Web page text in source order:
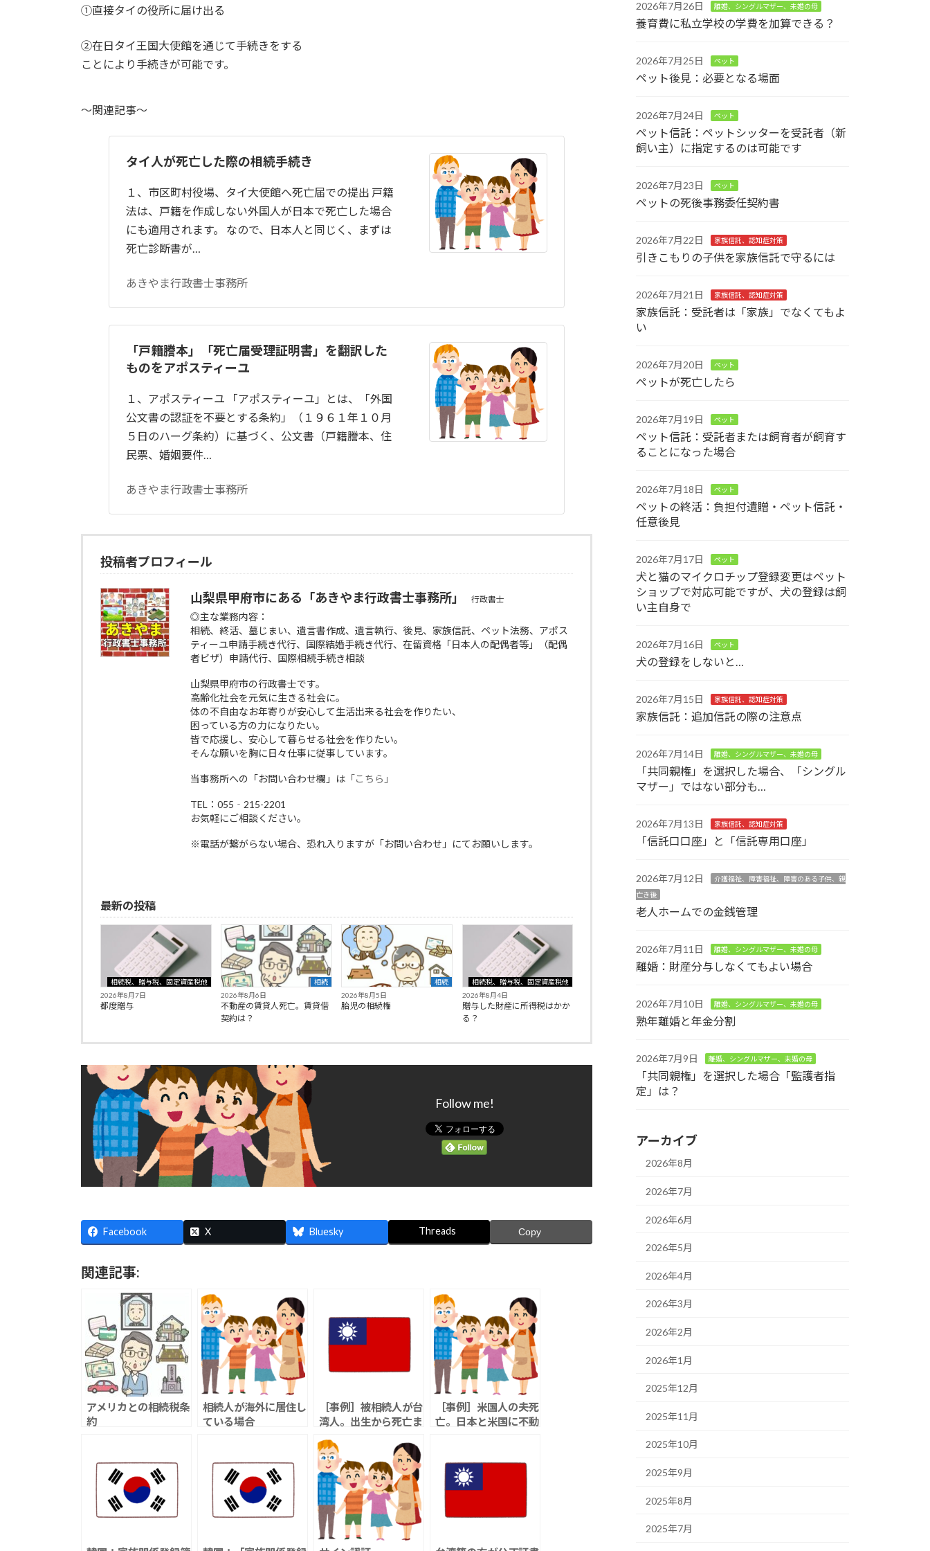
①直接タイの役所に届け出る
②在日タイ王国大使館を通じて手続きをする
ことにより手続きが可能です。
～関連記事～
タイ人が死亡した際の相続手続き
１、市区町村役場、タイ大使館へ死亡届での提出 戸籍
法は、戸籍を作成しない外国人が日本で死亡した場合
にも適用されます。 なので、日本人と同じく、まずは
死亡診断書が…
あきやま行政書士事務所
「戸籍謄本」「死亡届受理証明書」を翻訳した
ものをアポスティーユ
１、アポスティーユ 「アポスティーユ」とは、「外国
公文書の認証を不要とする条約」（１９６１年１０月
５日のハーグ条約）に基づく、公文書（戸籍謄本、住
民票、婚姻要件…
あきやま行政書士事務所
投稿者プロフィール
山梨県甲府市にある「あきやま行政書士事務所」 行政書士
◎主な業務内容：
相続、終活、墓じまい、遺言書作成、遺言執行、後見、家族信託、ペット法務、アポス
ティーユ申請手続き代行、国際結婚手続き代行、在留資格「日本人の配偶者等」（配偶
者ビザ）申請代行、国際相続手続き相談
山梨県甲府市の行政書士です。
高齢化社会を元気に生きる社会に。
体の不自由なお年寄りが安心して生活出来る社会を作りたい、
困っている方の力になりたい。
皆で応援し、安心して暮らせる社会を作りたい。
そんな願いを胸に日々仕事に従事しています。
当事務所への「お問い合わせ欄」は 「こちら」
TEL：055‐215-2201
お気軽にご相談ください。
※電話が繋がらない場合、恐れ入りますが「お問い合わせ」にてお願いします。
最新の投稿
相続税、贈与税、固定資産税他
2026年8月7日
都度贈与
相続
2026年8月6日
不動産の賃貸人死亡。賃貸借
契約は？
相続
2026年8月5日
胎児の相続権
相続税、贈与税、固定資産税他
2026年8月4日
贈与した財産に所得税はかか
る？
Follow me!
Facebook X Bluesky Threads Copy
関連記事:
アメリカとの相続税条
約
相続人が海外に居住し
ている場合
［事例］被相続人が台
湾人。出生から死亡ま
場合
［事例］米国人の夫死
亡。日本と米国に不動
2026年7月26日 離婚、シングルマザー、未婚の母
養育費に私立学校の学費を加算できる？
2026年7月25日 ペット
ペット後見：必要となる場面
2026年7月24日 ペット
ペット信託：ペットシッターを受託者（新
飼い主）に指定するのは可能です
2026年7月23日 ペット
ペットの死後事務委任契約書
2026年7月22日 家族信託、認知症対策
引きこもりの子供を家族信託で守るには
2026年7月21日 家族信託、認知症対策
家族信託：受託者は「家族」でなくてもよ
い
2026年7月20日 ペット
ペットが死亡したら
2026年7月19日 ペット
ペット信託：受託者または飼育者が飼育す
ることになった場合
2026年7月18日 ペット
ペットの終活：負担付遺贈・ペット信託・
任意後見
2026年7月17日 ペット
犬と猫のマイクロチップ登録変更はペット
ショップで対応可能ですが、犬の登録は飼
い主自身で
2026年7月16日 ペット
犬の登録をしないと…
2026年7月15日 家族信託、認知症対策
家族信託：追加信託の際の注意点
2026年7月14日 離婚、シングルマザー、未婚の母
「共同親権」を選択した場合、「シングル
マザー」ではない部分も…
2026年7月13日 家族信託、認知症対策
「信託口口座」と「信託専用口座」
2026年7月12日
介護福祉、障害福祉、障害のある子供、親
亡き後
老人ホームでの金銭管理
2026年7月11日 離婚、シングルマザー、未婚の母
離婚：財産分与しなくてもよい場合
2026年7月10日 離婚、シングルマザー、未婚の母
熟年離婚と年金分割
2026年7月9日 離婚、シングルマザー、未婚の母
「共同親権」を選択した場合「監護者指
定」は？
アーカイブ
2026年8月
2026年7月
2026年6月
2026年5月
2026年4月
2026年3月
2026年2月
2026年1月
2025年12月
2025年11月
2025年10月
2025年9月
2025年8月
2025年7月